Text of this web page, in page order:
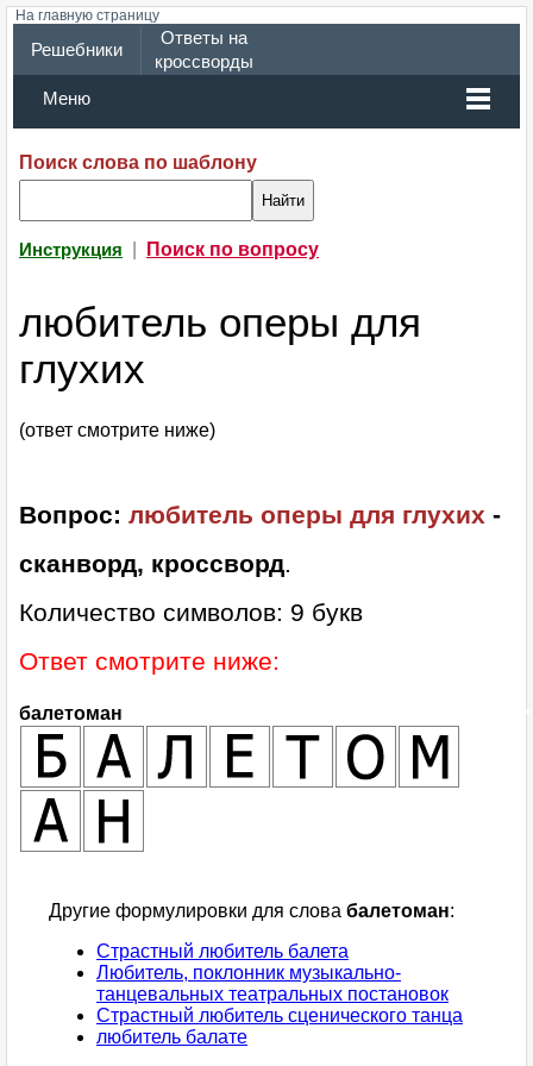
На главную страницу
Решебники
Ответы на
кроссворды
Меню
Поиск слова по шаблону
Инструкция Поиск по вопросу
любитель оперы для
глухих
(ответ смотрите ниже)
Вопрос: любитель оперы для глухих -
сканворд, кроссворд.
Количество символов: 9 букв
Ответ смотрите ниже:
балетоман
Другие формулировки для слова балетоман:
Страстный любитель балета
Любитель, поклонник музыкально-
танцевальных театральных постановок
Страстный любитель сценического танца
любитель балате